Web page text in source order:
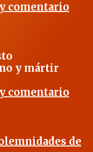
comentario
y mártir
comentario
de